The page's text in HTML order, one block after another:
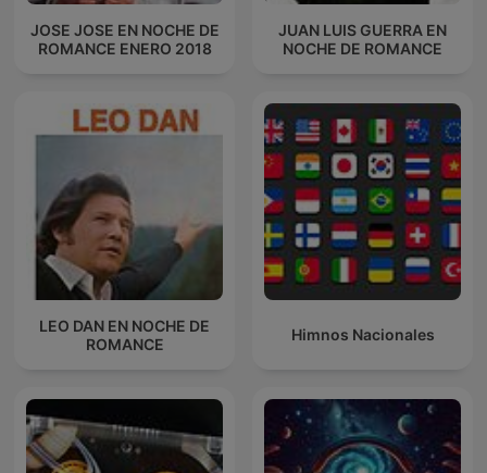
JOSE JOSE EN NOCHE DE
ROMANCE ENERO 2018
JUAN LUIS GUERRA EN
NOCHE DE ROMANCE
LEO DAN EN NOCHE DE
ROMANCE
Himnos Nacionales